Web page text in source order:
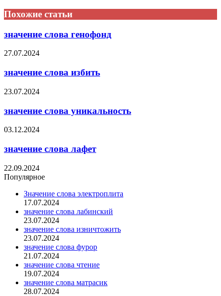
Похожие статьи
значение слова генофонд
27.07.2024
значение слова избить
23.07.2024
значение слова уникальность
03.12.2024
значение слова лафет
22.09.2024
Популярное
Значение слова электроплита
17.07.2024
значение слова лабинский
23.07.2024
значение слова изничтожить
23.07.2024
значение слова фурор
21.07.2024
значение слова чтение
19.07.2024
значение слова матрасик
28.07.2024